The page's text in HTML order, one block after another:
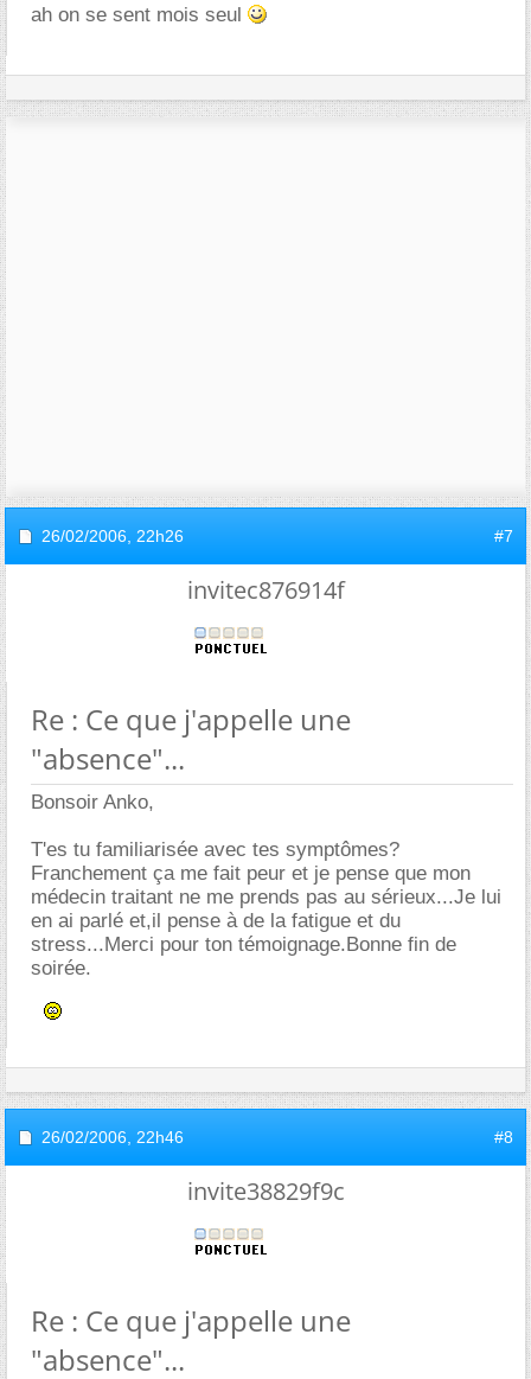
ah on se sent mois seul
26/02/2006, 22h26 #7
invitec876914f
Re : Ce que j'appelle une
"absence"...
Bonsoir Anko,
T'es tu familiarisée avec tes symptômes?
Franchement ça me fait peur et je pense que mon
médecin traitant ne me prends pas au sérieux...Je lui
en ai parlé et,il pense à de la fatigue et du
stress...Merci pour ton témoignage.Bonne fin de
soirée.
26/02/2006, 22h46 #8
invite38829f9c
Re : Ce que j'appelle une
"absence"...